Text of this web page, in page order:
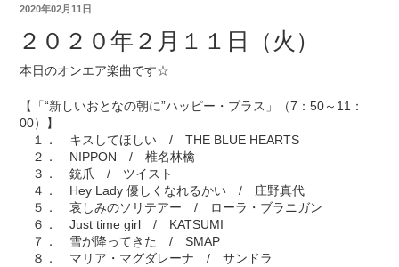
2020年02月11日
２０２０年２月１１日（火）
本日のオンエア楽曲です☆
【「“新しいおとなの朝に”ハッピー・プラス」（7：50～11：
00）】
１． キスしてほしい / THE BLUE HEARTS
２． NIPPON / 椎名林檎
３． 銃爪 / ツイスト
４． Hey Lady 優しくなれるかい / 庄野真代
５． 哀しみのソリテアー / ローラ・ブラニガン
６． Just time girl / KATSUMI
７． 雪が降ってきた / SMAP
８． マリア・マグダレーナ / サンドラ